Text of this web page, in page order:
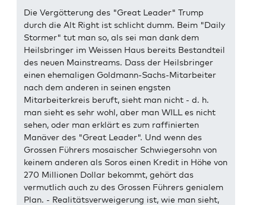
Die Vergötterung des "Great Leader" Trump
durch die Alt Right ist schlicht dumm. Beim "Daily
Stormer" tut man so, als sei man dank dem
Heilsbringer im Weissen Haus bereits Bestandteil
des neuen Mainstreams. Dass der Heilsbringer
einen ehemaligen Goldmann-Sachs-Mitarbeiter
nach dem anderen in seinen engsten
Mitarbeiterkreis beruft, sieht man nicht - d. h.
man sieht es sehr wohl, aber man WILL es nicht
sehen, oder man erklärt es zum raffinierten
Manäver des "Great Leader". Und wenn des
Grossen Führers mosaischer Schwiegersohn von
keinem anderen als Soros einen Kredit in Höhe von
270 Millionen Dollar bekommt, gehört das
vermutlich auch zu des Grossen Führers genialem
Plan. - Realitätsverweigerung ist, wie man sieht,